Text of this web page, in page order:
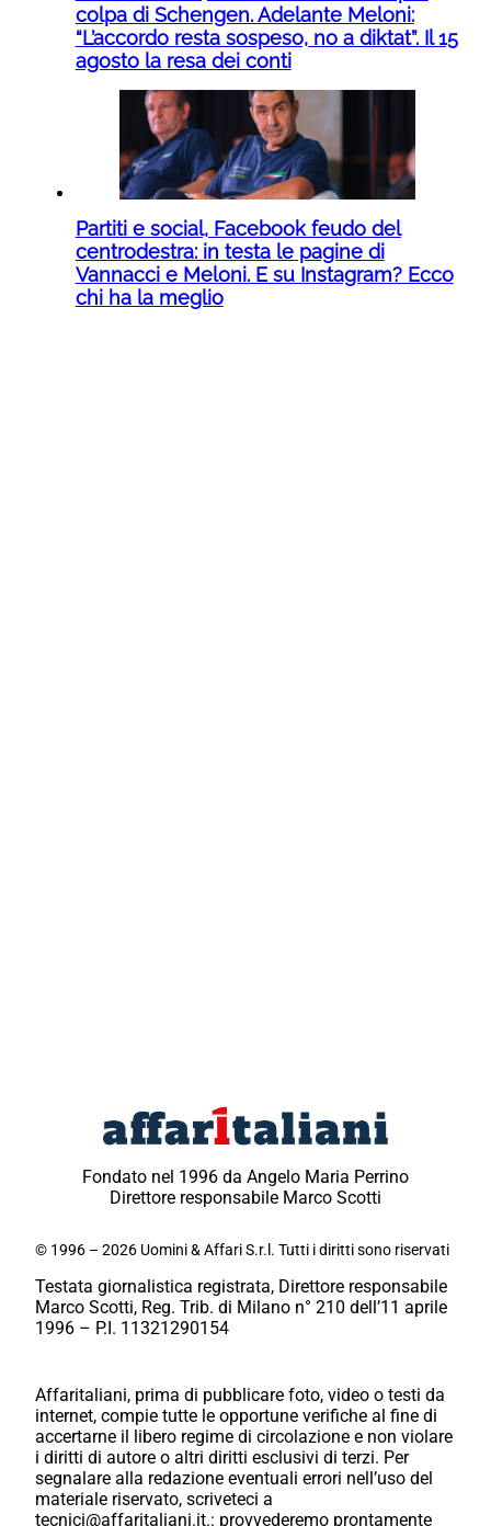
colpa di Schengen. Adelante Meloni:
“L’accordo resta sospeso, no a diktat”. Il 15
agosto la resa dei conti
Partiti e social, Facebook feudo del
centrodestra: in testa le pagine di
Vannacci e Meloni. E su Instagram? Ecco
chi ha la meglio
Fondato nel 1996 da Angelo Maria Perrino
Direttore responsabile Marco Scotti
© 1996 – 2026 Uomini & Affari S.r.l. Tutti i diritti sono riservati
Testata giornalistica registrata, Direttore responsabile
Marco Scotti, Reg. Trib. di Milano n° 210 dell’11 aprile
1996 – P.I. 11321290154
Affaritaliani, prima di pubblicare foto, video o testi da
internet, compie tutte le opportune verifiche al fine di
accertarne il libero regime di circolazione e non violare
i diritti di autore o altri diritti esclusivi di terzi. Per
segnalare alla redazione eventuali errori nell’uso del
materiale riservato, scriveteci a
tecnici@affaritaliani.it.: provvederemo prontamente